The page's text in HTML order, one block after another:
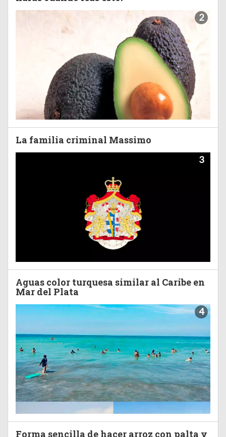
2
La familia criminal Massimo
3
Aguas color turquesa similar al Caribe en
Mar del Plata
4
Forma sencilla de hacer arroz con palta y